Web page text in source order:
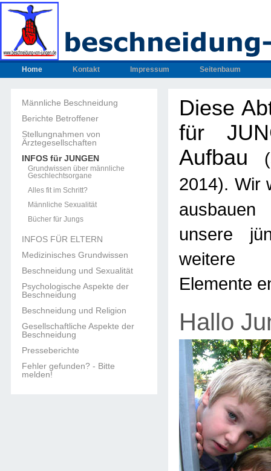
Home Kontakt Impressum Seitenbaum
Männliche Beschneidung
Berichte Betroffener
Stellungnahmen von
Ärztegesellschaften
INFOS für JUNGEN
Grundwissen über männliche
Geschlechtsorgane
Alles fit im Schritt?
Männliche Sexualität
Bücher für Jungs
INFOS FÜR ELTERN
Medizinisches Grundwissen
Beschneidung und Sexualität
Psychologische Aspekte der
Beschneidung
Beschneidung und Religion
Gesellschaftliche Aspekte der
Beschneidung
Presseberichte
Fehler gefunden? - Bitte
melden!
Diese
für
Aufbau
2014). Wir
unsere
weitere
Elemente
Hallo